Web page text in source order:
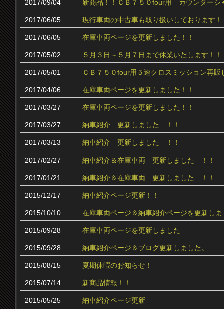
2017/09/04 新商品！！ＣＢ７５０four用 カウンター
2017/06/05 現行車両の中古車も取り扱いしております！
2017/06/05 在庫車両ページを更新しました！！
2017/05/02 ５月３日～５月７日まで休業いたします！！
2017/05/01 ＣＢ７５０four用５速クロスミッション再販
2017/04/06 在庫車両ページを更新しました！！
2017/03/27 在庫車両ページを更新しました！！
2017/03/27 納車紹介 更新しました ！！
2017/03/13 納車紹介 更新しました ！！
2017/02/27 納車紹介＆在庫車両 更新しました ！！
2017/01/21 納車紹介＆在庫車両 更新しました ！！
2015/12/17 納車紹介ページ更新！！
2015/10/10 在庫車両ページ＆納車紹介ページを更新し
2015/09/28 在庫車両ページを更新しました
2015/09/28 納車紹介ページ＆ブログ更新しました。
2015/08/15 夏期休暇のお知らせ！
2015/07/14 新商品情報！！
2015/05/25 納車紹介ページ更新